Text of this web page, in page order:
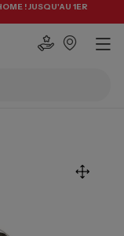
! JUSQU'AU 1ER